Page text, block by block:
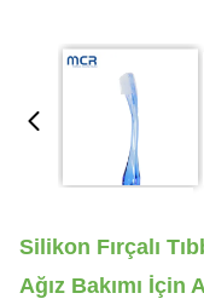
Silikon Fırçalı
Ağız Bakımı